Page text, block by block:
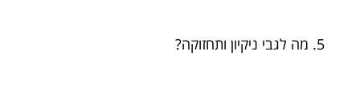
מה לגבי ניקיון ותחזוקה?